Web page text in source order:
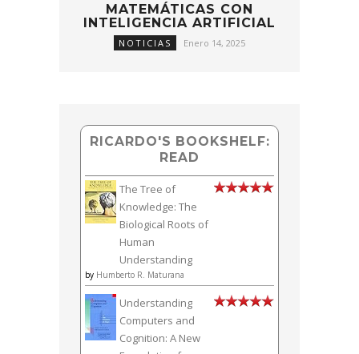
MATEMÁTICAS CON
INTELIGENCIA ARTIFICIAL
NOTICIAS Enero 14, 2025
RICARDO'S BOOKSHELF:
READ
The Tree of
Knowledge: The
Biological Roots of
Human
Understanding
by Humberto R. Maturana
Understanding
Computers and
Cognition: A New